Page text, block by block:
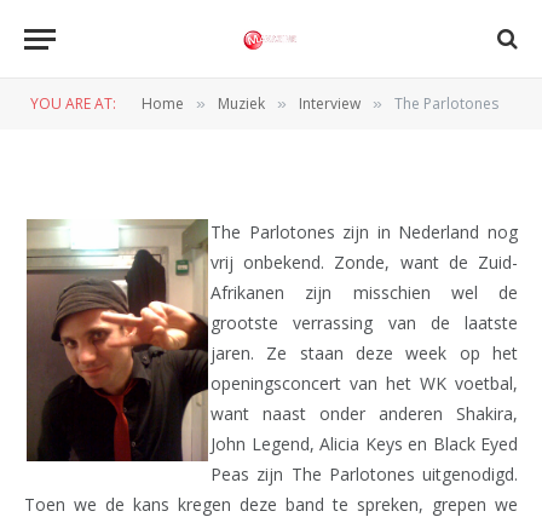
YOU ARE AT: Home » Muziek » Interview » The Parlotones
The Parlotones zijn in Nederland nog
vrij onbekend. Zonde, want de Zuid-
Afrikanen zijn misschien wel de
grootste verrassing van de laatste
jaren. Ze staan deze week op het
openingsconcert van het WK voetbal,
want naast onder anderen Shakira,
John Legend, Alicia Keys en Black Eyed
Peas zijn The Parlotones uitgenodigd.
Toen we de kans kregen deze band te spreken, grepen we